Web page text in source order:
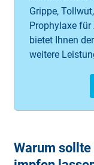
Grippe,
Prophylaxe
bietet Ihnen
weitere
Warum sollte